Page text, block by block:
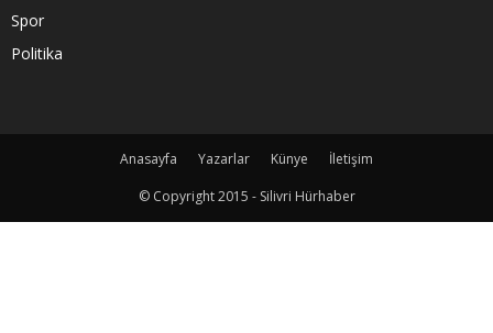
Spor
Politika
Anasayfa Yazarlar Künye
İletişim
© Copyright 2015 - Silivri Hürhaber